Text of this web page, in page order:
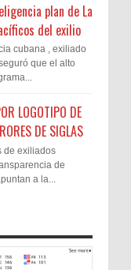
plan de La
del exilio
cubana , exiliado
que el alto
LOGOTIPO DE
DE SIGLAS
de exiliados
de
a la...